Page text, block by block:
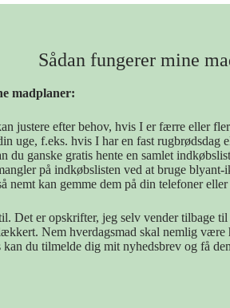
Sådan fungerer mine
madplaner:
justere efter behov, hvis I er færre eller
uge, f.eks. hvis I har en fast rugbrødsdag
du ganske gratis hente en samlet
på indkøbslisten ved at bruge
kan gemme dem på din telefoner eller
Det er opskrifter, jeg selv vender
Nem hverdagsmad skal nemlig
du tilmelde dig mit nyhedsbrev og få